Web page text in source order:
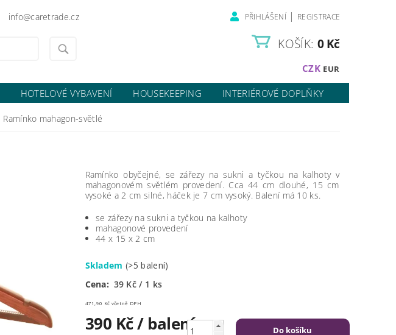
info@caretrade.cz PŘIHLÁŠENÍ | REGISTRACE
CZK EUR
KOŠÍK: 0 Kč
HOTELOVÉ VYBAVENÍ HOUSEKEEPING
INTERIÉROVÉ DOPLŇKY
Ramínko mahagon-světlé
Ramínko obyčejné, se zářezy na sukni a tyčkou na kalhoty v
mahagonovém světlém provedení. Cca 44 cm dlouhé, 15 cm
vysoké a 2 cm silné, háček je 7 cm vysoký. Balení má 10 ks.
se zářezy na sukni a tyčkou na kalhoty
mahagonové provedení
44 x 15 x 2 cm
Skladem(>5 balení)
Cena: 39 Kč / 1 ks
471,90 Kč včetně DPH
390 Kč/ balení